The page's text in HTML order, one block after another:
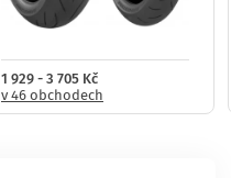
1 929 - 3 705 Kč
v 46 obchodech